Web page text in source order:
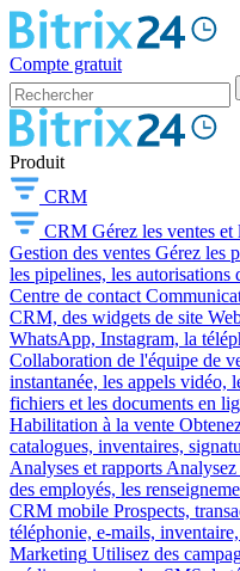
Compte gratuit
Produit
CRM
CRM Gérez les ventes
Gestion des ventes Gérez les
les pipelines, les autorisations
Centre de contact
CRM, des widgets de site
WhatsApp, Instagram, la
Collaboration de l'équipe de
instantanée, les appels vidéo,
fichiers et les documents en
Habilitation à la vente
catalogues, inventaires,
Analyses et rapports
des employés, les
CRM mobile Prospects,
téléphonie, e-mails,
Marketing Utilisez des